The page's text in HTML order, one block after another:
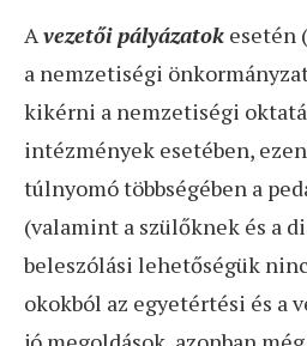
Avezetői pályázatok esetén
a nemzetiségi
kikérni a nemzetiségi
intézmények esetében,
túlnyomó többségében a
(valamint a szülőknek és a
beleszólási lehetőségük
okokból az egyetértési és a